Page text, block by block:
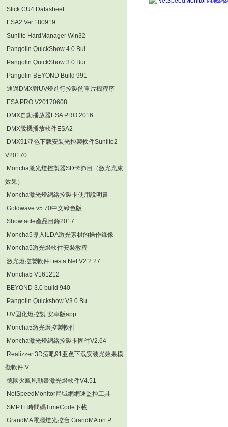
Stick CU4 Datasheet
ESA2 Ver.180919
Sunlite HardManager Win32
Pangolin QuickShow 4.0 Bui..
Pangolin QuickShow 3.0 Bui..
Pangolin BEYOND Build 991
通過DMX對UV燈進行控製的單片機程序
ESA PRO V20170608
DMX自動播放器ESA PRO 2016
DMX脫機播放軟件ESA2
DMX91亚色下载安装光控製軟件Sunlite2
V20170..
Moncha激光燈控製器SD卡節目（激光光束
效果）
Moncha激光燈網絡控製卡使用說明書
Goldwave v5.70中文綠色版
Showtacle產品目錄2017
Moncha5導入ILDA激光素材的操作錄像
Moncha5激光燈軟件安裝教程
激光燈控製軟件Fiesta.Net V2.2.27
Moncha5 V161212
BEYOND 3.0 build 940
Pangolin Quickshow V3.0 Bu..
UV固化燈控製 安卓版app
Moncha5激光燈控製軟件
Moncha激光燈網絡控製卡固件V2.64
Realizzer 3D酒吧91亚色下载安装光效果模
擬軟件 V..
德國火鳳凰動畫激光燈軟件V4.51
NetSpeedMonitor局域網網速監控工具
SMPTE時間碼TimeCode下載
GrandMA電腦燈光控台 GrandMA on P..